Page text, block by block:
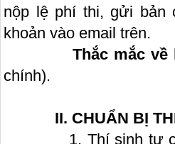
nộp lệ phí thi, gửi bản
khoản vào email trên.
Thắc mắc về
chính).
II. CHUẨN BỊ
1. Thí sinh tự